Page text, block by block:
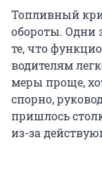
Топливный
обороты. Одни
те, что
водителям
меры проще,
спорно,
пришлось
из-за